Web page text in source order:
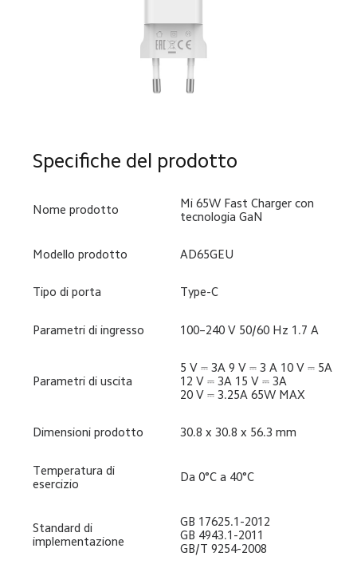
Specifiche del prodotto
Nome prodotto
Mi 65W Fast Charger con
tecnologia GaN
Modello prodotto AD65GEU
Tipo di porta Type-C
Parametri di ingresso 100–240 V 50/60 Hz 1.7 A
Parametri di uscita
5 V ⎓ 3A 9 V ⎓ 3 A 10 V ⎓ 5A
12 V ⎓ 3A 15 V ⎓ 3A
20 V ⎓ 3.25A 65W MAX
Dimensioni prodotto 30.8 x 30.8 x 56.3 mm
Temperatura di
esercizio
Da 0°C a 40°C
Standard di
implementazione
GB 17625.1-2012
GB 4943.1-2011
GB/T 9254-2008